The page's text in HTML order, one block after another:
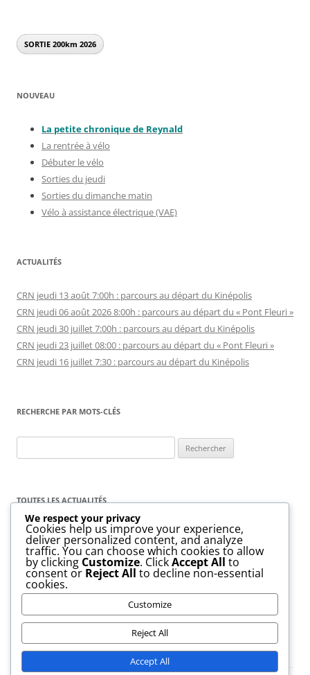
SORTIE 200km 2026
NOUVEAU
La petite chronique de Reynald
La rentrée à vélo
Débuter le vélo
Sorties du jeudi
Sorties du dimanche matin
Vélo à assistance électrique (VAE)
ACTUALITÉS
CRN jeudi 13 août 7:00h : parcours au départ du Kinépolis
CRN jeudi 06 août 2026 8:00h : parcours au départ du « Pont Fleuri »
CRN jeudi 30 juillet 7:00h : parcours au départ du Kinépolis
CRN jeudi 23 juillet 08:00 : parcours au départ du « Pont Fleuri »
CRN jeudi 16 juillet 7:30 : parcours au départ du Kinépolis
RECHERCHE PAR MOTS-CLÉS
TOUTES LES ACTUALITÉS
Toutes
les
actualités
We respect your privacy
Cookies help us improve your experience,
deliver personalized content, and analyze
traffic. You can choose which cookies to allow
by clicking Customize. ClickAccept All to
consent or Reject All to decline non-essential
cookies.
Customize
Reject All
Accept All